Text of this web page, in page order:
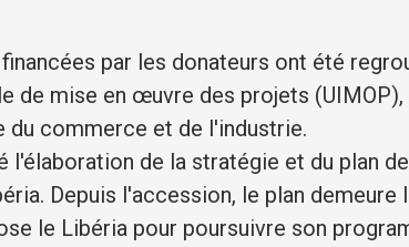
par les donateurs ont été
de mise en œuvre des projets
du commerce et de l'industrie.
l'élaboration de la stratégie et du plan
Depuis l'accession, le plan demeure
le Libéria pour poursuivre son